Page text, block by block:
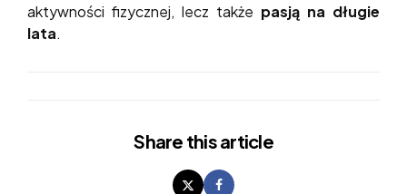
aktywności fizycznej, lecz także pasją na długie
lata.
Share this article